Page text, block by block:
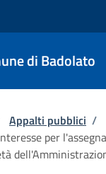
di Badolato
Appalti pubblici /
per